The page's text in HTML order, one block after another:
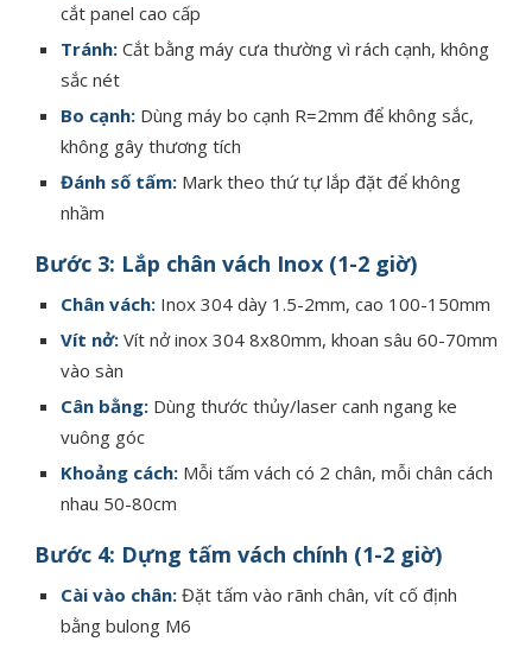
cắt panel cao cấp
Tránh: Cắt bằng máy cưa thường vì rách cạnh, không
sắc nét
Bo cạnh: Dùng máy bo cạnh R=2mm để không sắc,
không gây thương tích
Đánh số tấm: Mark theo thứ tự lắp đặt để không
nhầm
Bước 3: Lắp chân vách Inox (1-2 giờ)
Chân vách: Inox 304 dày 1.5-2mm, cao 100-150mm
Vít nở: Vít nở inox 304 8x80mm, khoan sâu 60-70mm
vào sàn
Cân bằng: Dùng thước thủy/laser canh ngang ke
vuông góc
Khoảng cách: Mỗi tấm vách có 2 chân, mỗi chân cách
nhau 50-80cm
Bước 4: Dựng tấm vách chính (1-2 giờ)
Cài vào chân: Đặt tấm vào rãnh chân, vít cố định
bằng bulong M6